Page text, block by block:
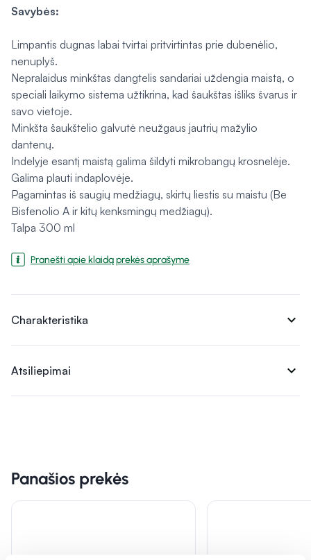
Savybės:
Limpantis dugnas labai tvirtai pritvirtintas prie dubenėlio,
nenuplyš.
Nepralaidus minkštas dangtelis sandariai uždengia maistą, o
speciali laikymo sistema užtikrina, kad šaukštas išliks švarus ir
savo vietoje.
Minkšta šaukštelio galvutė neužgaus jautrių mažylio
dantenų.
Indelyje esantį maistą galima šildyti mikrobangų krosnelėje.
Galima plauti indaplovėje.
Pagamintas iš saugių medžiagų, skirtų liestis su maistu (Be
Bisfenolio A ir kitų kenksmingų medžiagų).
Talpa 300 ml
Pranešti apie klaidą prekės aprašyme
Charakteristika expand_more
Atsiliepimai expand_more
Panašios prekės